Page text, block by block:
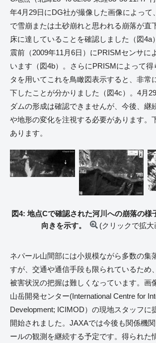
年4月29日にDG社が撮像した画像によって
で雪崩または土砂崩れと思われる崩落が直
床に達していることを確認しました（図4a
震前（2009年11月6日）にPRISMセンサに
います（図4b）。さらにPRISMによって得
タを用いてこれを鳥瞰図表示すると、非常
下したことが分かりました（図4c）。4月
ダムの形成は確認できませんが、今後、継
や地形の変化を注視する必要があります。
あります。
図4: 地点Cで確認された河川への崩落の様
向きを示す。
(クリックで拡大
ネパール山間部には小規模ながら多数の集
すが、交通や通信手段も限られているため
被害状況の把握は難しくなっています。画
山岳開発センター(International Centre for
Development; ICIMOD）の現地スタッフに
開始されました。JAXAでは今後も関係機
ールの観測を継続する予定です。得られた